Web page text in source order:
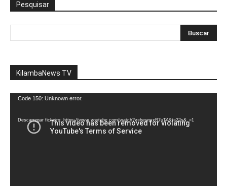
Pesquisar
KilambaNews TV
Reprodutor
vídeo
Code 150: Unknown error.
Descarregar ficheiro: https://www.youtube.com/watch?v=heunxxB7uTA&t=22s&_=1